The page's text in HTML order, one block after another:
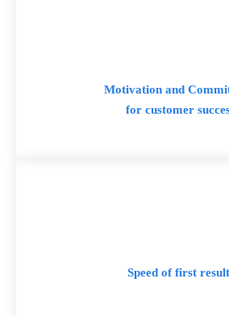
Motivation and
for customer
Speed of first